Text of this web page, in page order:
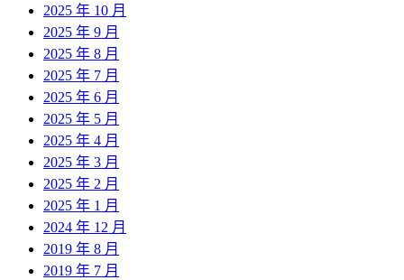
2025 年 10 月
2025 年 9 月
2025 年 8 月
2025 年 7 月
2025 年 6 月
2025 年 5 月
2025 年 4 月
2025 年 3 月
2025 年 2 月
2025 年 1 月
2024 年 12 月
2019 年 8 月
2019 年 7 月